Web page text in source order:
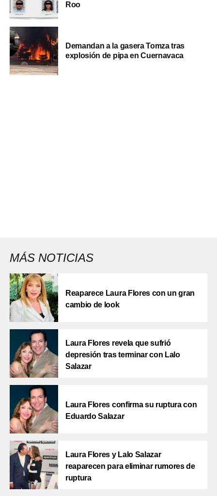
Roo
Demandan a la gasera Tomza tras
explosión de pipa en Cuernavaca
MÁS NOTICIAS
Reaparece Laura Flores con un gran
cambio de look
Laura Flores revela que sufrió
depresión tras terminar con Lalo
Salazar
Laura Flores confirma su ruptura con
Eduardo Salazar
Laura Flores y Lalo Salazar
reaparecen para eliminar rumores de
ruptura